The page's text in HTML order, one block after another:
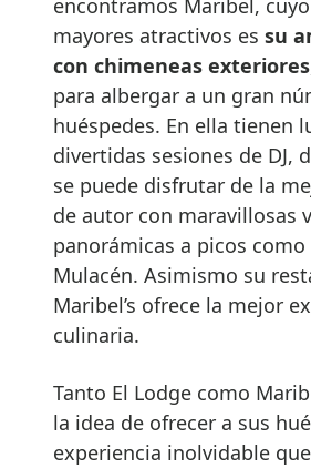
encontramos Maribel,
mayores atractivos es su
con chimeneas exteriores
para albergar a un gran
huéspedes. En ella tienen
divertidas sesiones de DJ,
se puede disfrutar de la
de autor con maravillosas
panorámicas a picos como
Mulacén. Asimismo su
Maribel’s ofrece la mejor
culinaria.
Tanto El Lodge como
la idea de ofrecer a sus
experiencia inolvidable